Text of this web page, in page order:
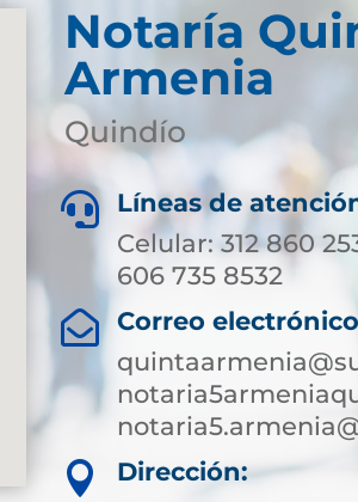
Notaría
Armenia
Quindío

Líneas de
Celular: 312 860
606 735 8532

Correo

Dirección: